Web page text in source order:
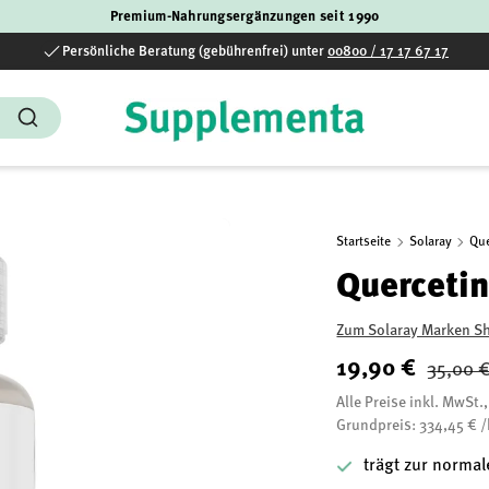
Premium-Nahrungsergänzungen seit 1990
Persönliche Beratung (gebührenfrei) unter 00800 / 17 17 67 17
Suchen
Startseite Solaray
Zum Solaray Marken
19,90 € 35,00
Alle Preise inkl.
Grundpreis: 334,45 €
trägt zur